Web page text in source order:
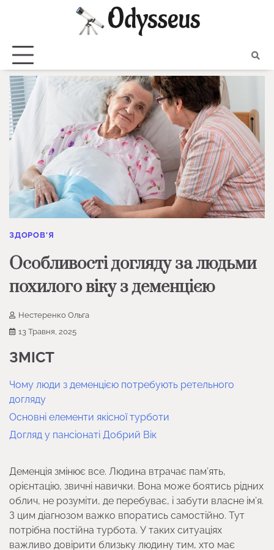
ЗДОРОВ'Я
Особливості догляду за людьми
похилого віку з деменцією
Нестеренко Ольга
13 Травня, 2025
ЗМІСТ
Чому люди з деменцією потребують ретельного
догляду
Основні елементи якісної турботи
Догляд у пансіонаті Добрий Вік
Деменція змінює все. Людина втрачає пам’ять,
орієнтацію, звичні навички. Вона може боятись рідних
облич, не розуміти, де перебуває, і забути власне ім’я.
З цим діагнозом важко впоратись самостійно. Тут
потрібна постійна турбота. У таких ситуаціях
важливо довірити близьку людину тим, хто має